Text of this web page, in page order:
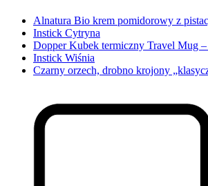
Alnatura Bio krem pomidorowy z
Instick Cytryna
Dopper Kubek termiczny Travel Mug
Instick Wiśnia
Czarny orzech, drobno krojony